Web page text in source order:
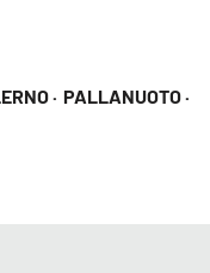
· PALLANUOTO ·